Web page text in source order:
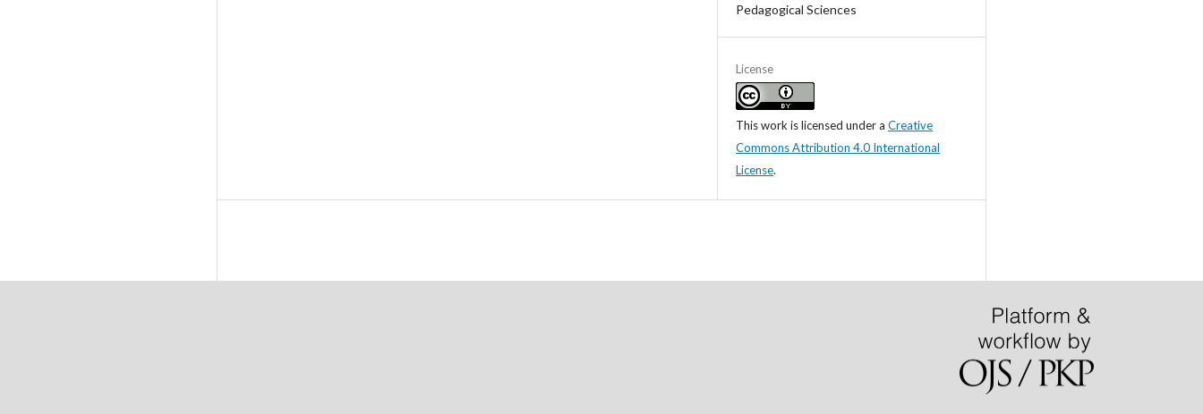
Pedagogical Sciences
License
This work is licensed under a Creative
Commons Attribution 4.0 International
License.